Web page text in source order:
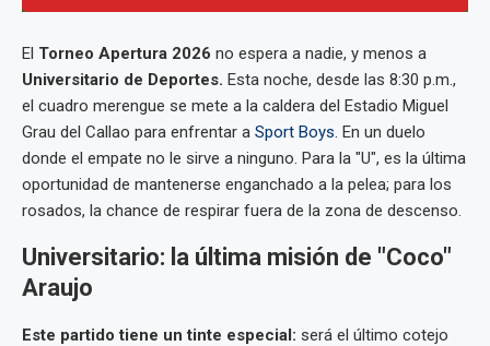
El Torneo Apertura 2026 no espera a nadie, y menos a
Universitario de Deportes. Esta noche, desde las 8:30 p.m.,
el cuadro merengue se mete a la caldera del Estadio Miguel
Grau del Callao para enfrentar a Sport Boys. En un duelo
donde el empate no le sirve a ninguno. Para la "U", es la última
oportunidad de mantenerse enganchado a la pelea; para los
rosados, la chance de respirar fuera de la zona de descenso.
Universitario: la última misión de "Coco"
Araujo
Este partido tiene un tinte especial: será el último cotejo